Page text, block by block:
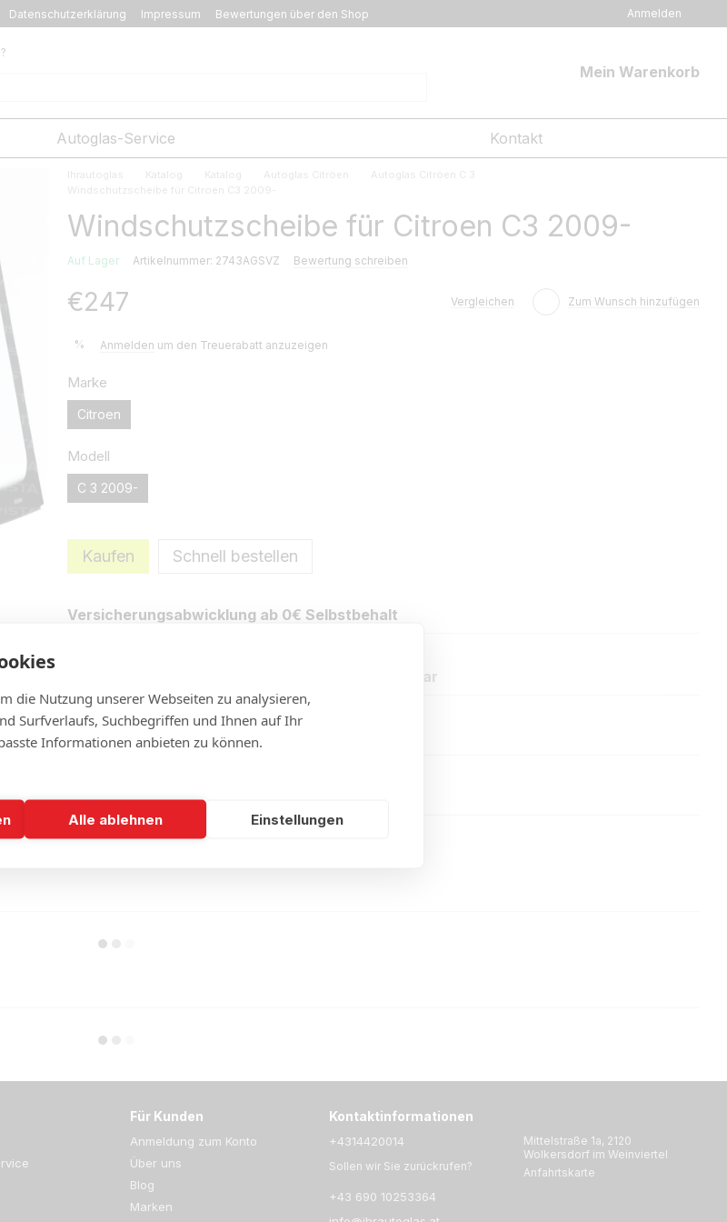
Datenschutzerklärung Impressum Bewertungen über den Shop Anmelden
Mein Warenkorb
Autoglas-Service Kontakt
Ihrautoglas Katalog Katalog Autoglas Citröen
Autoglas Citröen C 3
Windschutzscheibe für Citroen C3 2009-
Windschutzscheibe für Citroen C3 2009-
Auf Lager Artikelnummer: 2743AGSVZ Bewertung schreiben
€247 Vergleichen Zum Wunsch hinzufügen
% Anmelden um den Treuerabatt anzuzeigen
Marke
Citroen
Modell
C 3 2009-
Kaufen Schnell bestellen
Versicherungsabwicklung ab 0€ Selbstbehalt
Neue Bewertung oder Kommentar
Für Kunden
Anmeldung zum Konto
Über uns
Blog
Marken
Kontaktinformationen
+4314420014
Sollen wir Sie zurückrufen?
+43 690 10253364
Mittelstraße 1a, 2120
Wolkersdorf im Weinviertel
Anfahrtskarte
die Nutzung unserer Webseiten zu analysieren,
Surfverlaufs, Suchbegriffen und Ihnen auf Ihr
Informationen anbieten zu können.
Alle ablehnen Einstellungen